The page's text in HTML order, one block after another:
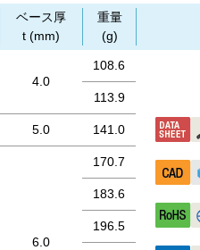
ベース厚
t (mm)
重量
(g)
4.0
108.6
113.9
5.0 141.0
6.0
170.7
183.6
196.5